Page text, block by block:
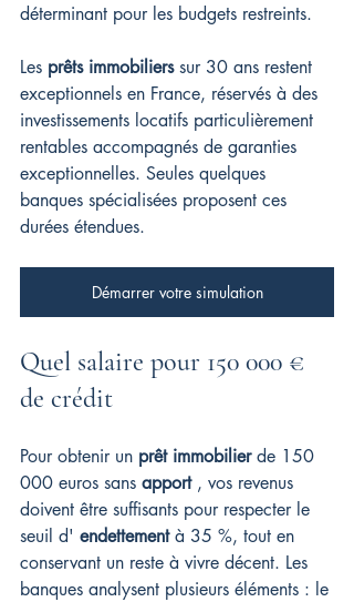
déterminant pour les budgets restreints.
Les prêts immobiliers sur 30 ans restent
exceptionnels en France, réservés à des
investissements locatifs particulièrement
rentables accompagnés de garanties
exceptionnelles. Seules quelques
banques spécialisées proposent ces
durées étendues.
Démarrer votre simulation
Quel salaire pour 150 000 €
de crédit
Pour obtenir un prêt immobilier de 150
000 euros sans apport , vos revenus
doivent être suffisants pour respecter le
seuil d' endettement à 35 %, tout en
conservant un reste à vivre décent. Les
banques analysent plusieurs éléments : le